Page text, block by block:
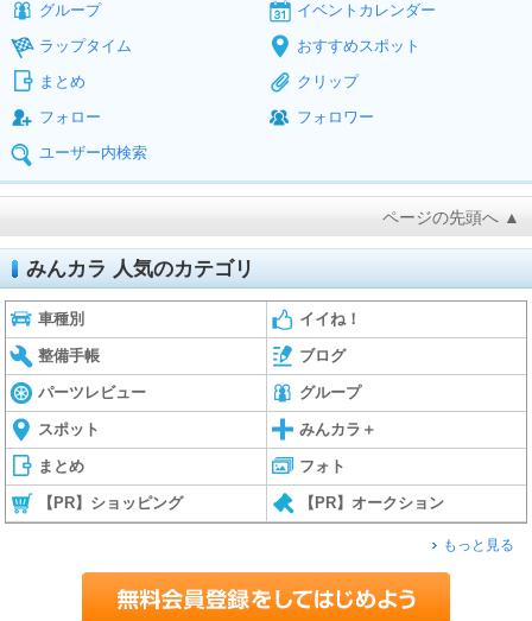
グループ
イベントカレンダー
ラップタイム
おすすめスポット
まとめ
クリップ
フォロー
フォロワー
ユーザー内検索
ページの先頭へ ▲
みんカラ 人気のカテゴリ
車種別 イイね！
整備手帳 ブログ
パーツレビュー グループ
スポット みんカラ＋
まとめ フォト
【PR】ショッピング 【PR】オークション
もっと見る